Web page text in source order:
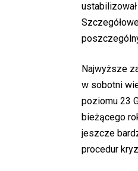
Najwyższe
w sobotni
poziomu 23
bieżącego
jeszcze
procedur